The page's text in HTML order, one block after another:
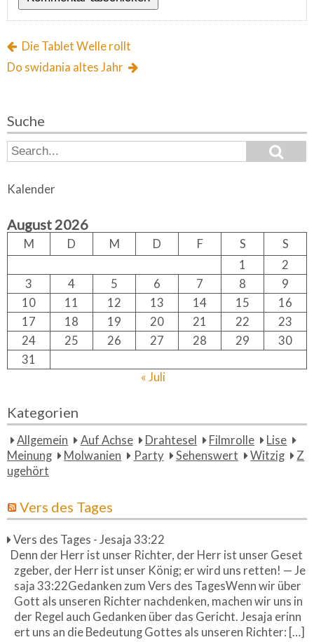
Die Tablet Welle rollt
Do swidania altes Jahr
Suche
S
e
r
h
o
r:
e
Kalender
August 2026
M D M D F S
S
1
2
3
4 5 6 7 8
9
10
11 12 13 14 15
16
17
18 19 20 21 22
23
24
25 26 27 28 29
30
31
« Juli
Kategorien
Allgemein Auf Achse Drahtesel Filmrolle
Lise
Meinung
Molwanien Party Sehenswert Witzig
Z
ugehört
Vers des Tages
Vers des Tages - Jesaja 33:22
Denn der Herr ist unser Richter, der Herr ist unser Geset
zgeber, der Herr ist unser König; er wird uns retten! — Je
saja 33:22Gedanken zum Vers des TagesWenn wir über
Gott als unseren Richter nachdenken, machen wir uns in
der Regel auch Gedanken über das Gericht. Jesaja erinn
ert uns an die Bedeutung Gottes als unseren Richter: […]